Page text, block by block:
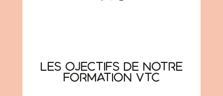
Les ojectifs de notre
formation VTC